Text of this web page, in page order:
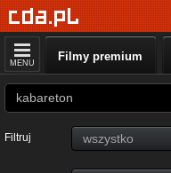
MENU Filmy premium
Filtruj